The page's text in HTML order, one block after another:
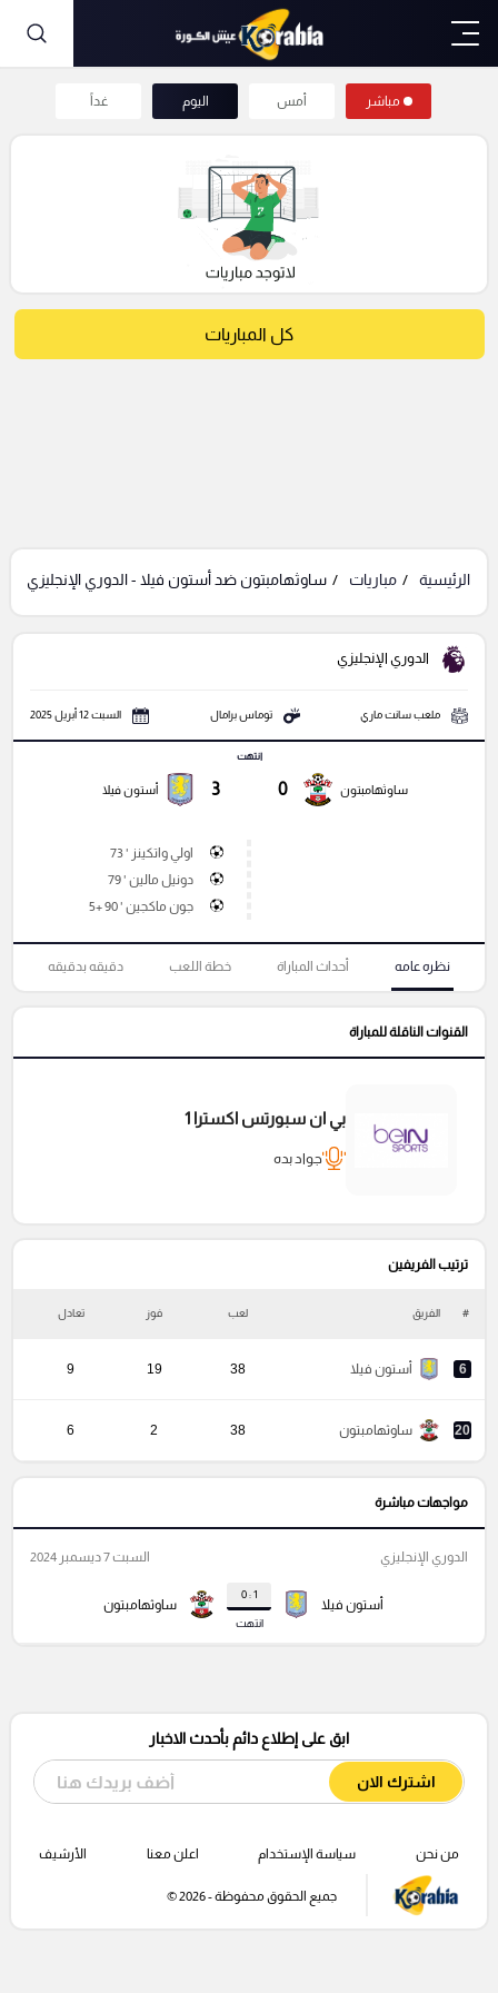
مباشر أمس اليوم غداً
كل المباريات
الرئيسية مباريات ساوثهامبتون ضد أستون فيلا - الدوري الإنجليزي
الدوري الإنجليزي
ملعب سانت ماري توماس برامال السبت 12 أبريل 2025
ساوثهامبتون 0
انتهت
3 أستون فيلا
اولي واتكينز ' 73
دونيل مالين ' 79
جون ماكجين ' 90 +5
نظره عامه أحداث المباراة خطة اللعب دقيقه بدقيقه
القنوات الناقلة للمباراة
بي ان سبورتس اكسترا 1
جواد بده
ترتيب الفريفين
# الفريق لعب فوز تعادل
6 أستون فيلا 38
19
9
20 ساوثهامبتون 38
2
6
مواجهات مباشرة
أستون فيلا
1 : 0
انتهت
ساوثهامبتون
الدوري الإنجليزي السبت 7 ديسمبر 2024
ابق على إطلاع دائم بأحدث الاخبار
اشترك الان
من نحن سياسة الإستخدام اعلن معنا الأرشيف
جميع الحقوق محفوظة - 2026 ©